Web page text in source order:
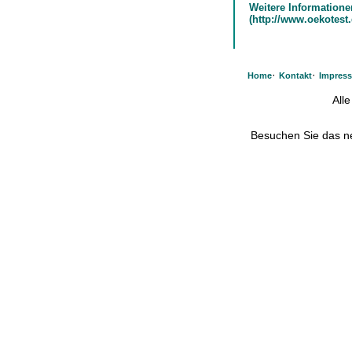
Weitere
(http://
Home· Kontakt·
Besuchen Sie das